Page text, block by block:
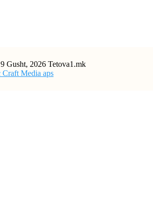
Gusht, 2026 Tetova1.mk
Media aps